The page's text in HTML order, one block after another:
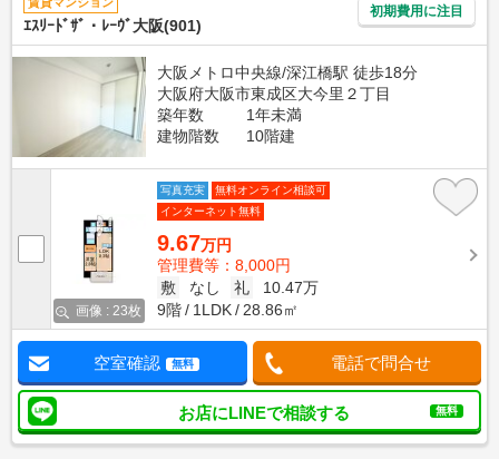
ｴｽﾘｰﾄﾞｻﾞ・ﾚｰｳﾞ大阪(901)
初期費用に注目
大阪メトロ中央線/深江橋駅 徒歩18分
大阪府大阪市東成区大今里２丁目
築年数
1年未満
建物階数
10階建
画像 : 23枚
写真充実
無料オンライン相談可
インターネット無料
9.67万円
管理費等：8,000円
敷
なし 礼
10.47万
9階
1LDK 28.86㎡
空室確認 無料 電話で問合せ
お店にLINEで相談する 無料